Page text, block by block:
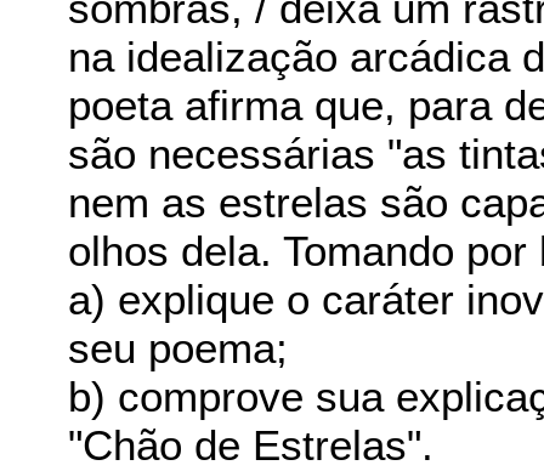
na idealização arcádica
poeta afirma que, para
são necessárias "as
nem as estrelas são
olhos dela. Tomando
a) explique o caráter
seu poema;
b) comprove sua
"Chão de Estrelas".